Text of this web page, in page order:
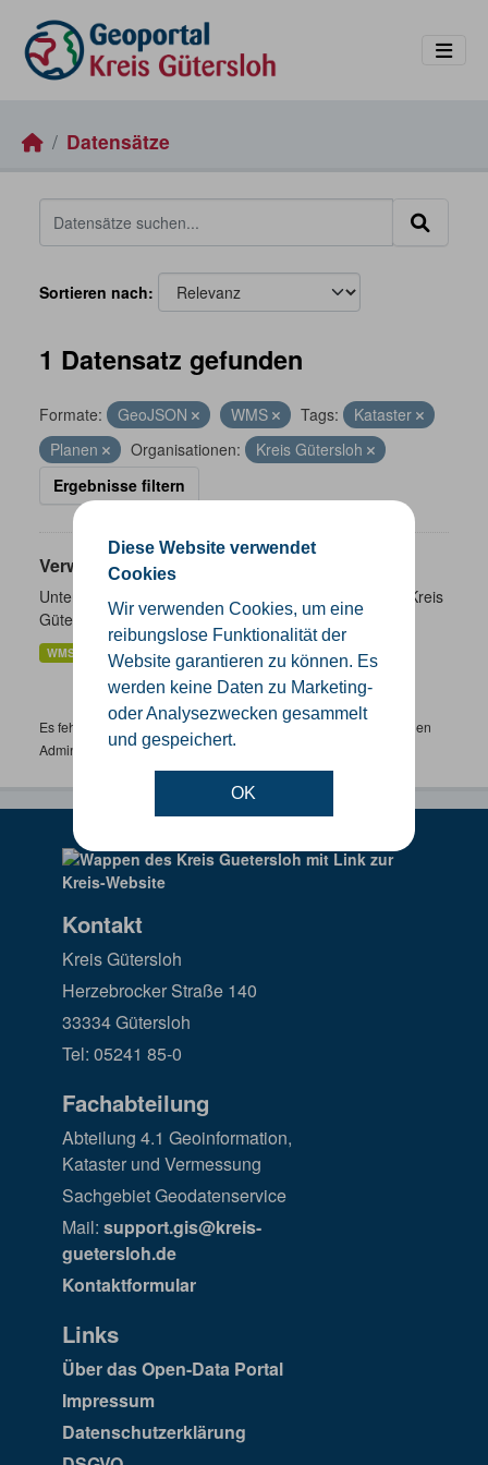
Diese Website verwendet
Cookies
Wir verwenden Cookies, um eine
reibungslose Funktionalität der
Website garantieren zu können. Es
werden keine Daten zu Marketing-
oder Analysezwecken gesammelt
und gespeichert.
OK
Datensätze
Sortieren nach
1 Datensatz gefunden
Formate: GeoJSON WMS Tags:
Kataster
Planen
Organisationen:
Kreis Gütersloh
Ergebnisse filtern
Verwaltungsgrenzen
Unterschiedliche Ebenen der Verwaltungsgrenzen im Kreis
Gütersloh
WMS SHP GeoJSON KML
Es fehlen spezifische Datensätze? Wenden Sie sich bitte an einen
Administrator unter:support.gis@kreis-guetersloh.de
Kontakt
Kreis Gütersloh
Herzebrocker Straße 140
33334 Gütersloh
Tel: 05241 85-0
Fachabteilung
Abteilung 4.1 Geoinformation,
Kataster und Vermessung
Sachgebiet Geodatenservice
Mail: support.gis@kreis-
guetersloh.de
Kontaktformular
Links
Über das Open-Data Portal
Impressum
Datenschutzerklärung